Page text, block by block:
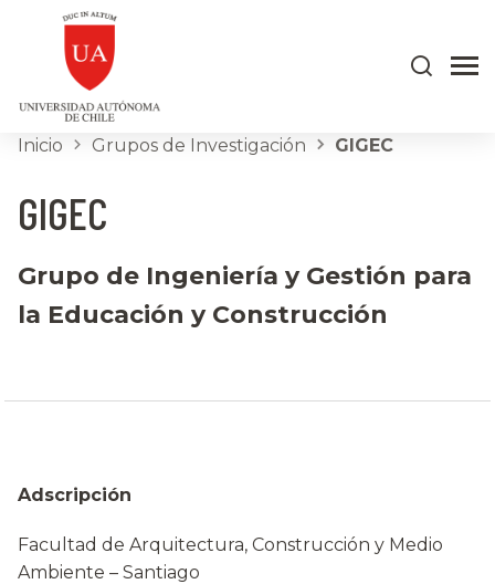
Inicio Grupos de Investigación GIGEC
GIGEC
Grupo de Ingeniería y Gestión para
la Educación y Construcción
Adscripción
Facultad de Arquitectura, Construcción y Medio
Ambiente – Santiago